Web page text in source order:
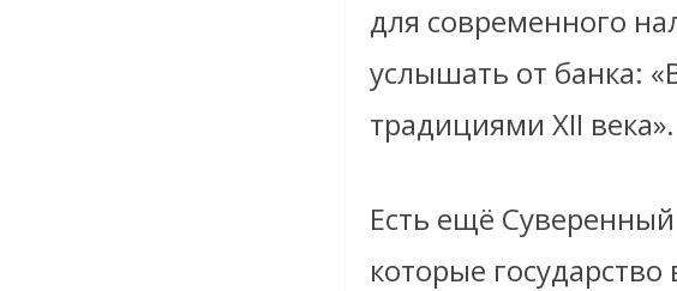
для современного
услышать от банка:
традициями XII века».
Есть ещё
которые